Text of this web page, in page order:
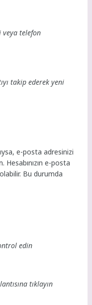
veya telefon
takip ederek yeni
e-posta adresinizi
e-posta
Bu durumda
edin
tıklayın